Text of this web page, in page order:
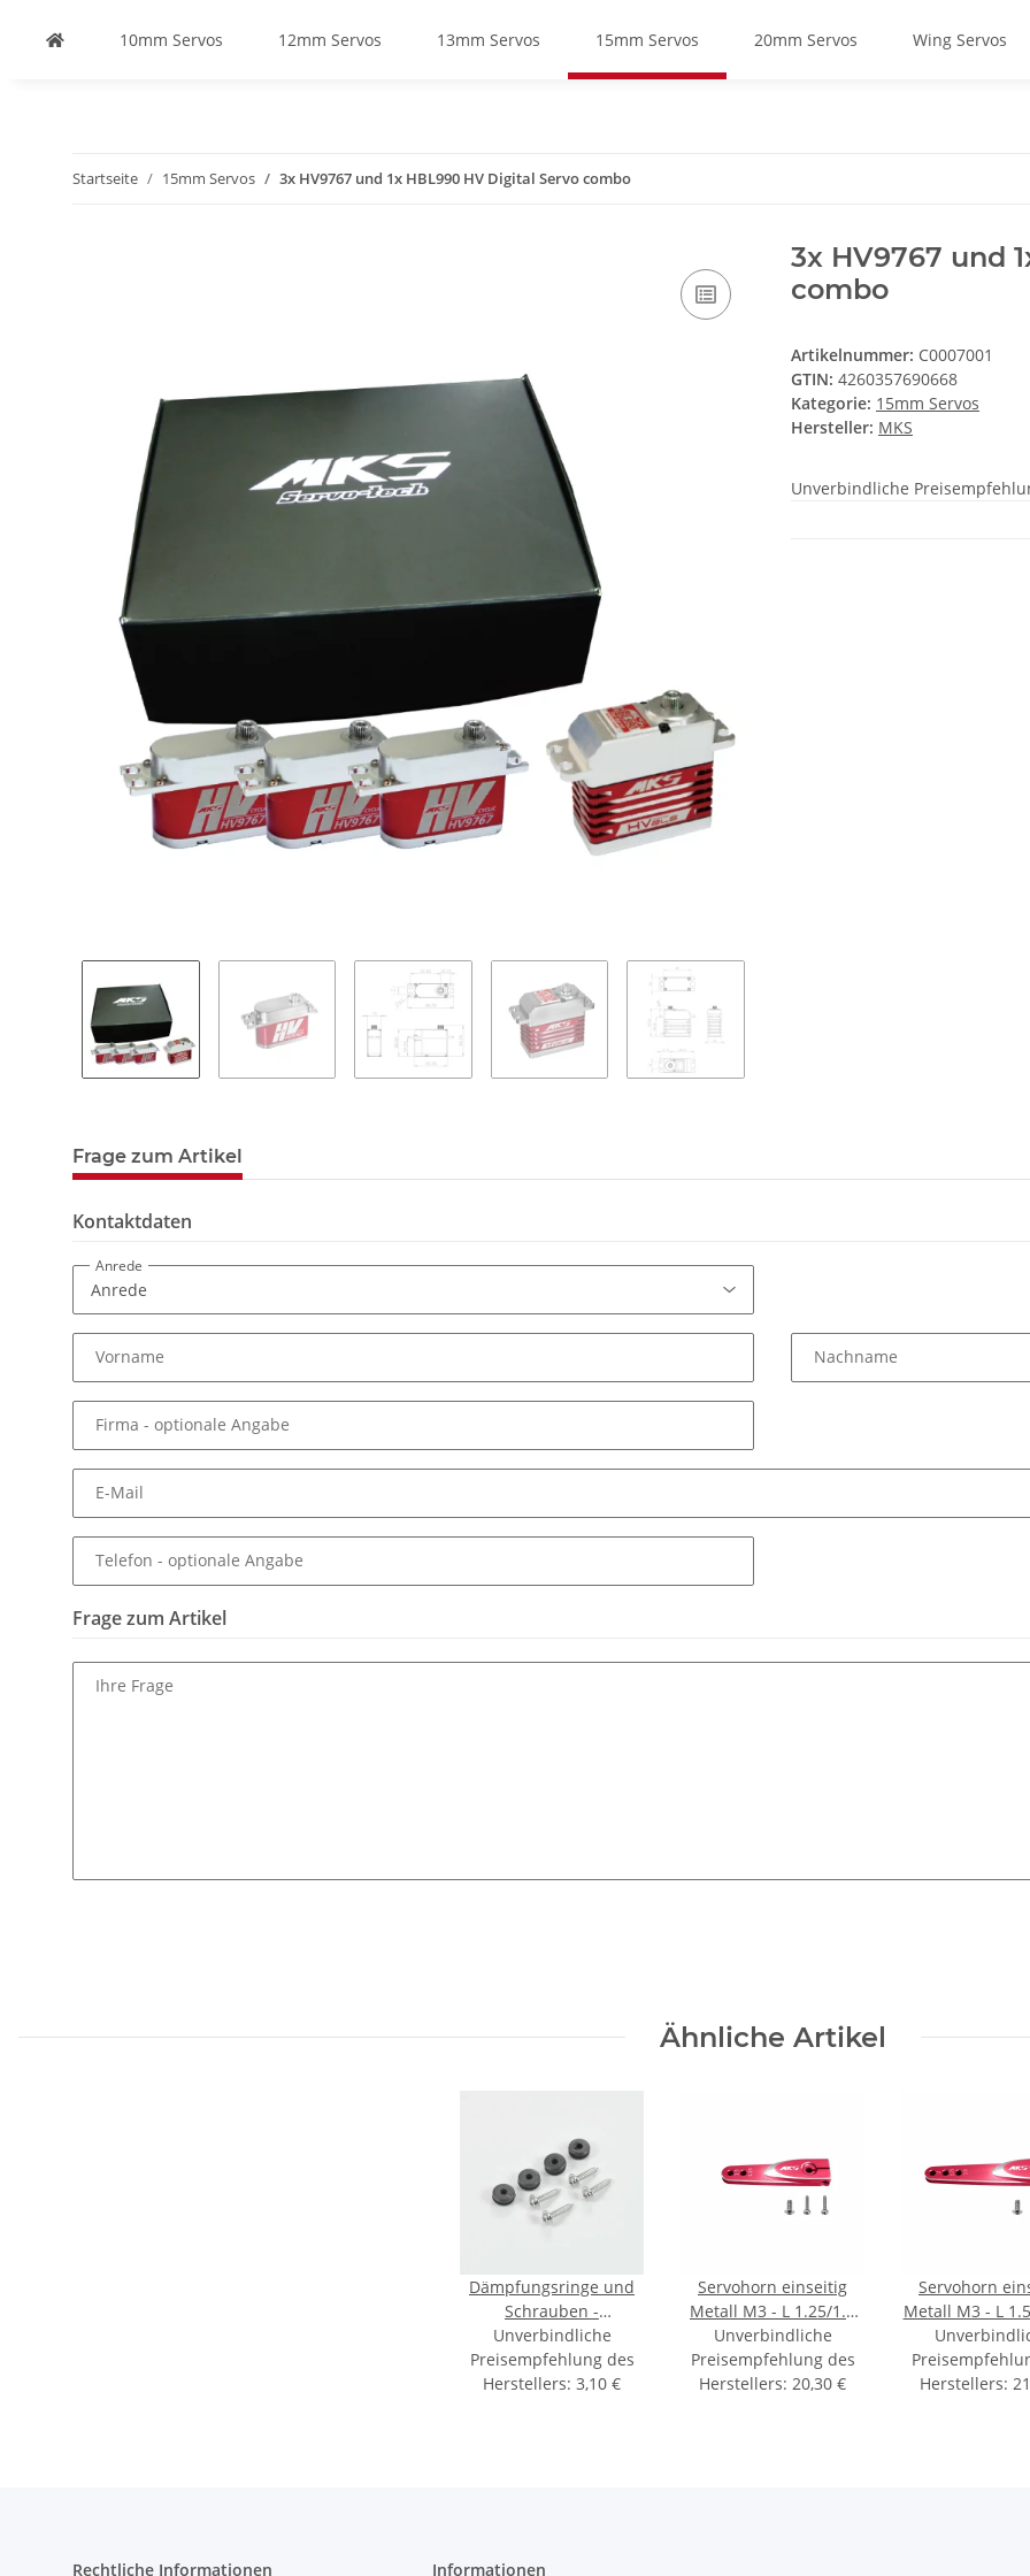
10mm Servos 12mm Servos 13mm Servos 15mm Servos 20mm Servos Wing Servos
Startseite 15mm Servos 3x HV9767 und 1x HBL990 HV Digital Servo combo
3x HV9767 und
combo
Artikelnummer: C0007001
GTIN: 4260357690668
Kategorie: 15mm Servos
Hersteller: MKS
Unverbindliche
Frage zum Artikel
Kontaktdaten
Anrede
Vorname Nachname
Firma - optionale Angabe
E-Mail
Telefon - optionale Angabe
Frage zum Artikel
Ihre Frage
Ähnliche Artikel
Dämpfungsringe und
Schrauben -
DS9660A+,8910A+,HV9767/9780/737/747,DS6630
Unverbindliche
Preisempfehlung des
Herstellers: 3,10 €
Servohorn einseitig
Metall M3 - L 1.25/1.5
in - for HV9767, 9780,
737, 747/R
Unverbindliche
Preisempfehlung des
Herstellers: 20,30 €
Servohorn
Metall M3 - L
in - for HV9767,
737, 747/
Herstellers:
Rechtliche Informationen Informationen